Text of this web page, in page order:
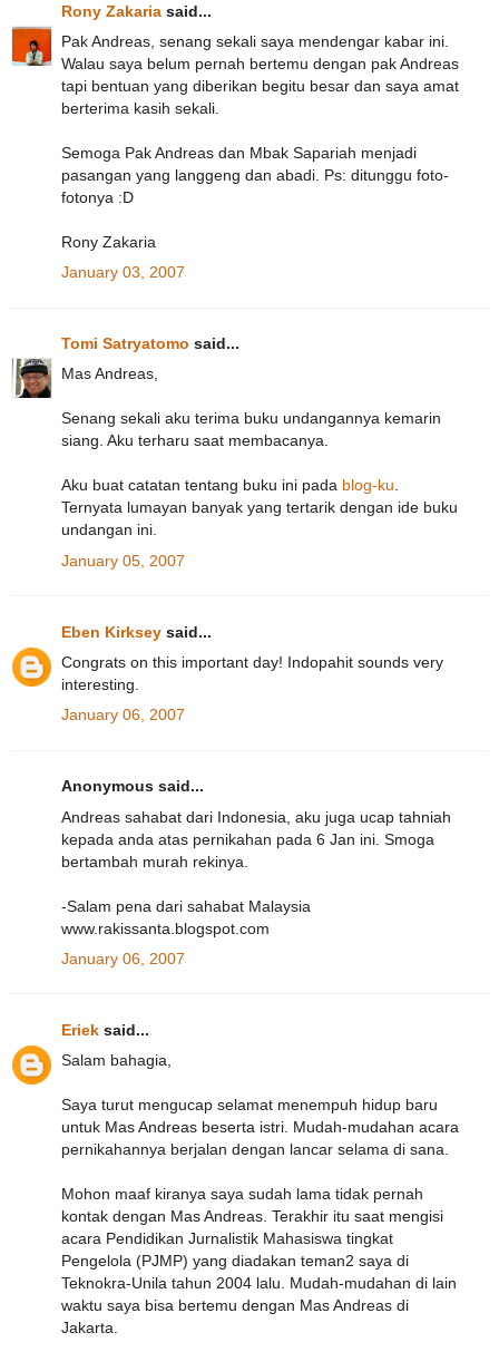
Rony Zakaria said...
Pak Andreas, senang sekali saya mendengar kabar ini.
Walau saya belum pernah bertemu dengan pak Andreas
tapi bentuan yang diberikan begitu besar dan saya amat
berterima kasih sekali.
Semoga Pak Andreas dan Mbak Sapariah menjadi
pasangan yang langgeng dan abadi. Ps: ditunggu foto-
fotonya :D
Rony Zakaria
January 03, 2007
Tomi Satryatomo said...
Mas Andreas,
Senang sekali aku terima buku undangannya kemarin
siang. Aku terharu saat membacanya.
Aku buat catatan tentang buku ini pada blog-ku.
Ternyata lumayan banyak yang tertarik dengan ide buku
undangan ini.
January 05, 2007
Eben Kirksey said...
Congrats on this important day! Indopahit sounds very
interesting.
January 06, 2007
Anonymous said...
Andreas sahabat dari Indonesia, aku juga ucap tahniah
kepada anda atas pernikahan pada 6 Jan ini. Smoga
bertambah murah rekinya.
-Salam pena dari sahabat Malaysia
www.rakissanta.blogspot.com
January 06, 2007
Eriek said...
Salam bahagia,
Saya turut mengucap selamat menempuh hidup baru
untuk Mas Andreas beserta istri. Mudah-mudahan acara
pernikahannya berjalan dengan lancar selama di sana.
Mohon maaf kiranya saya sudah lama tidak pernah
kontak dengan Mas Andreas. Terakhir itu saat mengisi
acara Pendidikan Jurnalistik Mahasiswa tingkat
Pengelola (PJMP) yang diadakan teman2 saya di
Teknokra-Unila tahun 2004 lalu. Mudah-mudahan di lain
waktu saya bisa bertemu dengan Mas Andreas di
Jakarta.